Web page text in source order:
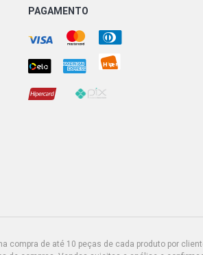
PAGAMENTO
de até 10 peças de cada produto por